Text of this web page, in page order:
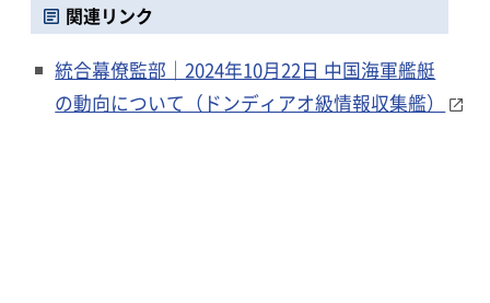
関連リンク
統合幕僚監部｜2024年10月22日 中国海軍艦艇
の動向について（ドンディアオ級情報収集艦）